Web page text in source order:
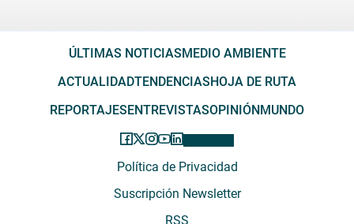
ÚLTIMAS NOTICIASMEDIO AMBIENTE
ACTUALIDADTENDENCIASHOJA DE RUTA
REPORTAJESENTREVISTASOPINIÓNMUNDO
Política de Privacidad
Suscripción Newsletter
RSS